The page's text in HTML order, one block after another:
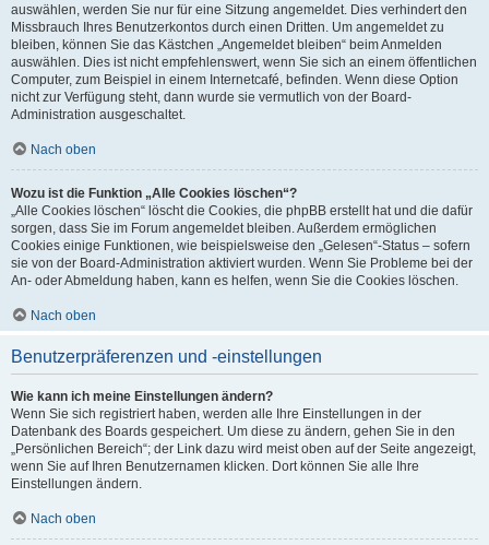
auswählen, werden Sie nur für eine Sitzung angemeldet. Dies verhindert den
Missbrauch Ihres Benutzerkontos durch einen Dritten. Um angemeldet zu
bleiben, können Sie das Kästchen „Angemeldet bleiben“ beim Anmelden
auswählen. Dies ist nicht empfehlenswert, wenn Sie sich an einem öffentlichen
Computer, zum Beispiel in einem Internetcafé, befinden. Wenn diese Option
nicht zur Verfügung steht, dann wurde sie vermutlich von der Board-
Administration ausgeschaltet.
Nach oben
Wozu ist die Funktion „Alle Cookies löschen“?
„Alle Cookies löschen“ löscht die Cookies, die phpBB erstellt hat und die dafür
sorgen, dass Sie im Forum angemeldet bleiben. Außerdem ermöglichen
Cookies einige Funktionen, wie beispielsweise den „Gelesen“-Status – sofern
sie von der Board-Administration aktiviert wurden. Wenn Sie Probleme bei der
An- oder Abmeldung haben, kann es helfen, wenn Sie die Cookies löschen.
Nach oben
Benutzerpräferenzen und -einstellungen
Wie kann ich meine Einstellungen ändern?
Wenn Sie sich registriert haben, werden alle Ihre Einstellungen in der
Datenbank des Boards gespeichert. Um diese zu ändern, gehen Sie in den
„Persönlichen Bereich“; der Link dazu wird meist oben auf der Seite angezeigt,
wenn Sie auf Ihren Benutzernamen klicken. Dort können Sie alle Ihre
Einstellungen ändern.
Nach oben